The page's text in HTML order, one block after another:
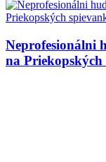
Neprofesionálni
na Priekopských